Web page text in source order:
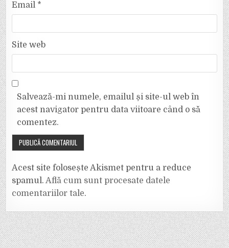
Email *
Site web
Salvează-mi numele, emailul și site-ul web în
acest navigator pentru data viitoare când o să
comentez.
Acest site folosește Akismet pentru a reduce
spamul.Află cum sunt procesate datele
comentariilor tale.